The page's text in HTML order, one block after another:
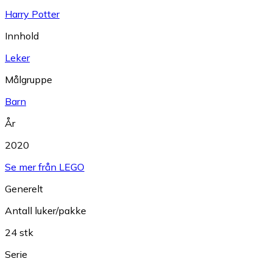
Harry Potter
Innhold
Leker
Målgruppe
Barn
År
2020
Se mer från LEGO
Generelt
Antall luker/pakke
24 stk
Serie